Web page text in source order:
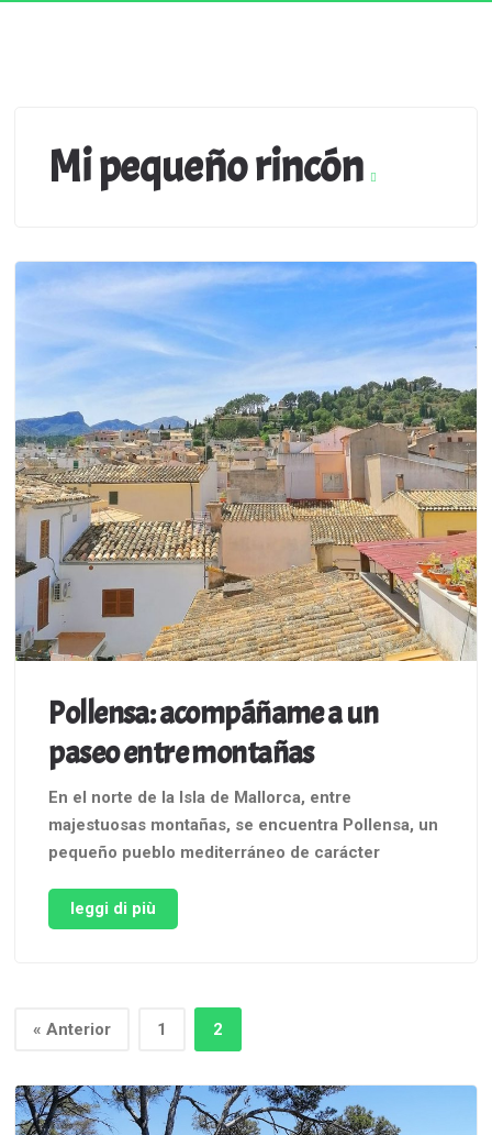
Mi pequeño rincón
Pollensa: acompáñame a un
paseo entre montañas
En el norte de la Isla de Mallorca, entre
majestuosas montañas, se encuentra Pollensa, un
pequeño pueblo mediterráneo de carácter
parte de la denominada Serra da Tramuntana,
declarada Patrimonio Mundial de la Humanidad
leggi di più
« Anterior 1 2